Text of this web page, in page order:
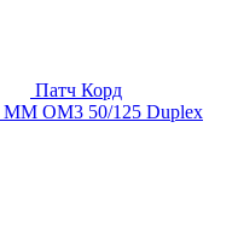
Патч Корд
OM3 50/125 Duplex